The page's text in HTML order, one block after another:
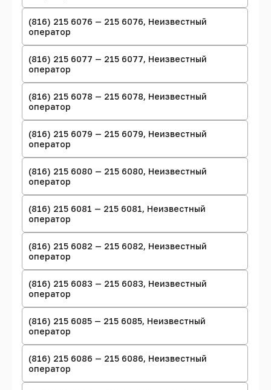
(816) 215 6076 — 215 6076, Неизвестный
оператор
(816) 215 6077 — 215 6077, Неизвестный
оператор
(816) 215 6078 — 215 6078, Неизвестный
оператор
(816) 215 6079 — 215 6079, Неизвестный
оператор
(816) 215 6080 — 215 6080, Неизвестный
оператор
(816) 215 6081 — 215 6081, Неизвестный
оператор
(816) 215 6082 — 215 6082, Неизвестный
оператор
(816) 215 6083 — 215 6083, Неизвестный
оператор
(816) 215 6085 — 215 6085, Неизвестный
оператор
(816) 215 6086 — 215 6086, Неизвестный
оператор